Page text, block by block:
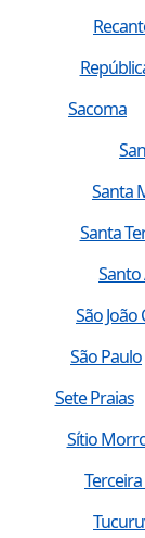
Sacoma
Santa
Santa
Santo
São João
São Paulo
Sete Praias
Sítio